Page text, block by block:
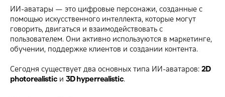
ИИ-аватары — это цифровые персонажи, созданные с
помощью искусственного интеллекта, которые могут
говорить, двигаться и взаимодействовать с
пользователем. Они активно используются в маркетинге,
обучении, поддержке клиентов и создании контента.
Сегодня существует два основных типа ИИ-аватаров: 2D
photorealisticи 3D hyperrealistic.